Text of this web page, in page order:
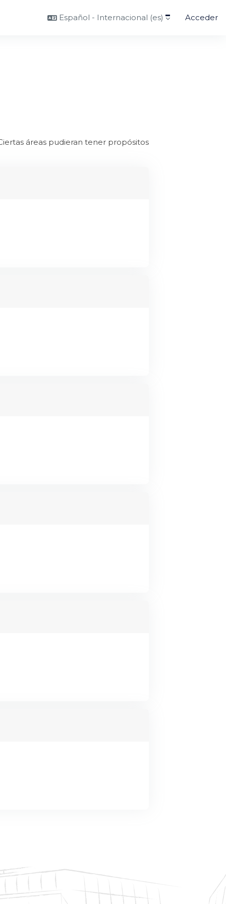
Español - Internacional ‎(es)‎ Acceder
áreas pudieran tener propósitos